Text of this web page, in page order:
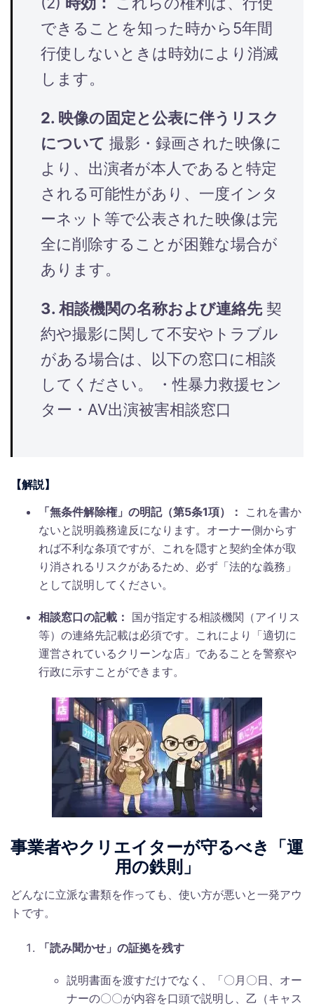
できることを知った時から5年間
行使しないときは時効により消滅
します。
2. 映像の固定と公表に伴うリスク
について 撮影・録画された映像に
より、出演者が本人であると特定
される可能性があり、一度インタ
ーネット等で公表された映像は完
全に削除することが困難な場合が
あります。
3. 相談機関の名称および連絡先契
約や撮影に関して不安やトラブル
がある場合は、以下の窓口に相談
してください。 ・性暴力救援セン
ター・AV出演被害相談窓口
【解説】
「無条件解除権」の明記（第5条1項）：
これを書か
ないと説明義務違反になります。オーナー側からす
れば不利な条項ですが、これを隠すと契約全体が取
り消されるリスクがあるため、必ず「法的な義務」
として説明してください。
相談窓口の記載： 国が指定する相談機関（アイリス
等）の連絡先記載は必須です。これにより「適切に
運営されているクリーンな店」であることを警察や
行政に示すことができます。
事業者やクリエイターが守るべき「運
用の鉄則」
どんなに立派な書類を作っても、使い方が悪いと一発アウ
トです。
「読み聞かせ」の証拠を残す
説明書面を渡すだけでなく、「〇月〇日、オー
ナーの〇〇が内容を口頭で説明し、乙（キャス